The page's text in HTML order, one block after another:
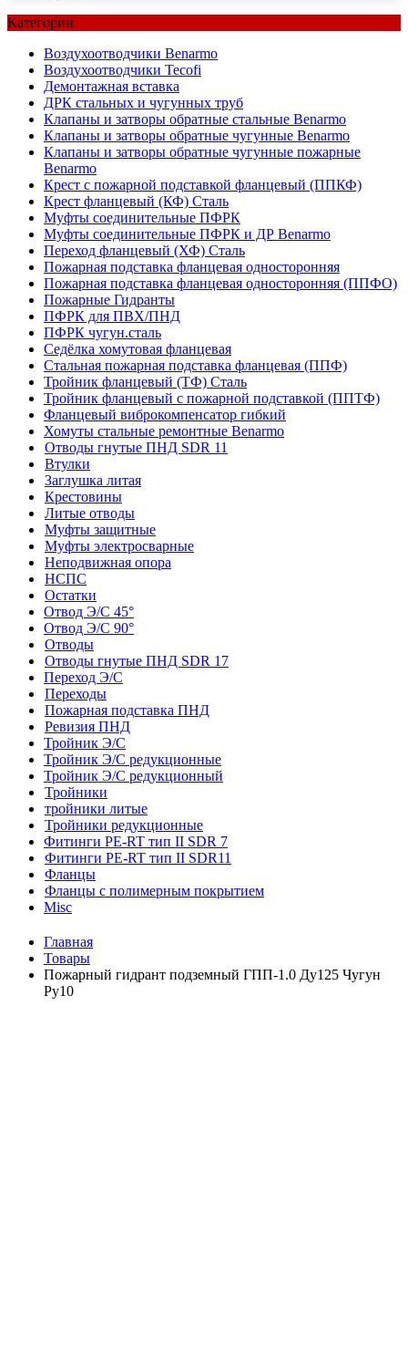
Категории
Воздухоотводчики Benarmo
Воздухоотводчики Tecofi
Демонтажная вставка
ДРК стальных и чугунных труб
Клапаны и затворы обратные стальные Benarmo
Клапаны и затворы обратные чугунные Benarmo
Клапаны и затворы обратные чугунные пожарные
Benarmo
Крест с пожарной подставкой фланцевый (ППКФ)
Крест фланцевый (КФ) Сталь
Муфты соединительные ПФРК
Муфты соединительные ПФРК и ДР Benarmo
Переход фланцевый (ХФ) Сталь
Пожарная подставка фланцевая односторонняя
Пожарная подставка фланцевая односторонняя (ППФО)
Пожарные Гидранты
ПФРК для ПВХ/ПНД
ПФРК чугун.сталь
Седёлка хомутовая фланцевая
Стальная пожарная подставка фланцевая (ППФ)
Тройник фланцевый (ТФ) Сталь
Тройник фланцевый с пожарной подставкой (ППТФ)
Фланцевый виброкомпенсатор гибкий
Хомуты стальные ремонтные Benarmo
Отводы гнутые ПНД SDR 11
Втулки
Заглушка литая
Крестовины
Литые отводы
Муфты защитные
Муфты электросварные
Неподвижная опора
НСПС
Остатки
Отвод Э/С 45°
Отвод Э/С 90°
Отводы
Отводы гнутые ПНД SDR 17
Переход Э/С
Переходы
Пожарная подставка ПНД
Ревизия ПНД
Тройник Э/С
Тройник Э/С редукционные
Тройник Э/С редукционный
Тройники
тройники литые
Тройники редукционные
Фитинги PE-RT тип II SDR 7
Фитинги PE-RT тип II SDR11
Фланцы
Фланцы с полимерным покрытием
Misc
Главная
Товары
Пожарный гидрант подземный ГПП-1.0 Ду125 Чугун
Ру10